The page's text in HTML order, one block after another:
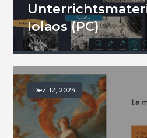
Iolaos (PC)
Dez. 12, 2024